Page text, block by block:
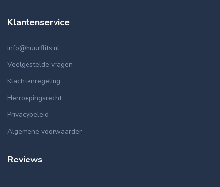
Klantenservice
info@huurflits.nl
Veelgestelde vragen
Klachtenregeling
Herroepingsrecht
Privacybeleid
Algemene voorwaarden
Reviews